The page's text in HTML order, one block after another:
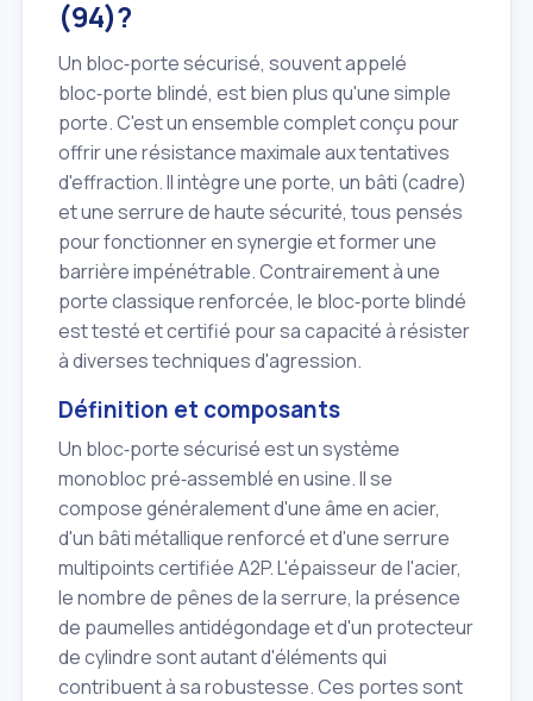
(94)?
Un bloc‑porte sécurisé, souvent appelé
bloc‑porte blindé, est bien plus qu'une simple
porte. C'est un ensemble complet conçu pour
offrir une résistance maximale aux tentatives
d'effraction. Il intègre une porte, un bâti (cadre)
et une serrure de haute sécurité, tous pensés
pour fonctionner en synergie et former une
barrière impénétrable. Contrairement à une
porte classique renforcée, le bloc‑porte blindé
est testé et certifié pour sa capacité à résister
à diverses techniques d'agression.
Définition et composants
Un bloc‑porte sécurisé est un système
monobloc pré‑assemblé en usine. Il se
compose généralement d'une âme en acier,
d'un bâti métallique renforcé et d'une serrure
multipoints certifiée A2P. L'épaisseur de l'acier,
le nombre de pênes de la serrure, la présence
de paumelles antidégondage et d'un protecteur
de cylindre sont autant d'éléments qui
contribuent à sa robustesse. Ces portes sont